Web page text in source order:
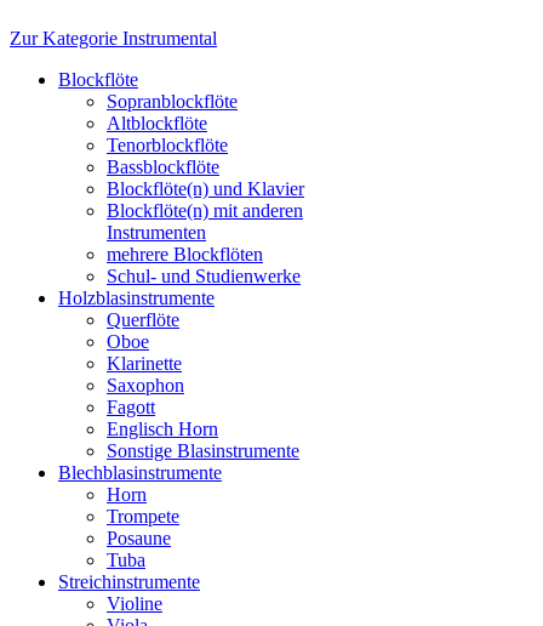
Zur Kategorie Instrumental
Blockflöte
Sopranblockflöte
Altblockflöte
Tenorblockflöte
Bassblockflöte
Blockflöte(n) und Klavier
Blockflöte(n) mit anderen
Instrumenten
mehrere Blockflöten
Schul- und Studienwerke
Holzblasinstrumente
Querflöte
Oboe
Klarinette
Saxophon
Fagott
Englisch Horn
Sonstige Blasinstrumente
Blechblasinstrumente
Horn
Trompete
Posaune
Tuba
Streichinstrumente
Violine